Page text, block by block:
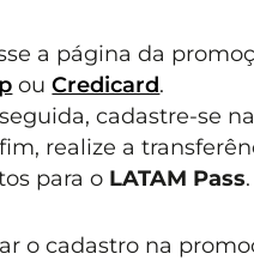
a página da
ouCredicard.
cadastre-se
realize a
para o LATAM Pass.
o cadastro na